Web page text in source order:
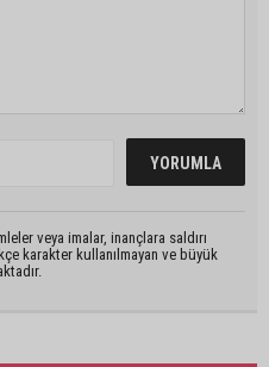
veya imalar, inançlara saldırı
karakter kullanılmayan ve büyük